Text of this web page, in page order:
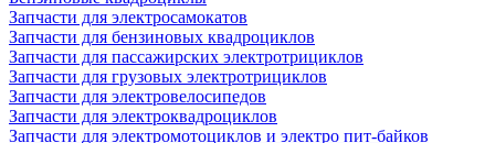
Запчасти для электросамокатов
Запчасти для бензиновых квадроциклов
Запчасти для пассажирских электротрициклов
Запчасти для грузовых электротрициклов
Запчасти для электровелосипедов
Запчасти для электроквадроциклов
Запчасти для электромотоциклов и электро пит-байков